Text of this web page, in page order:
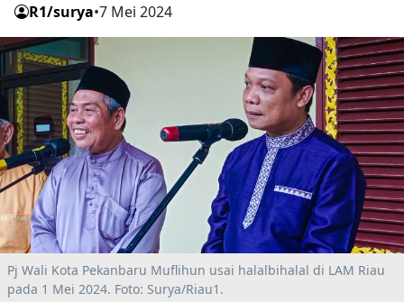
R1/surya•7 Mei 2024
Pj Wali Kota Pekanbaru Muflihun usai halalbihalal di LAM Riau
pada 1 Mei 2024. Foto: Surya/Riau1.